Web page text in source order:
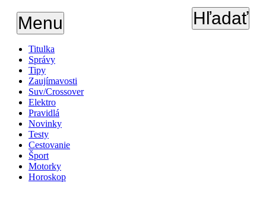
Menu Hľadať
Titulka
Správy
Tipy
Zaujímavosti
Suv/Crossover
Elektro
Pravidlá
Novinky
Testy
Cestovanie
Šport
Motorky
Horoskop